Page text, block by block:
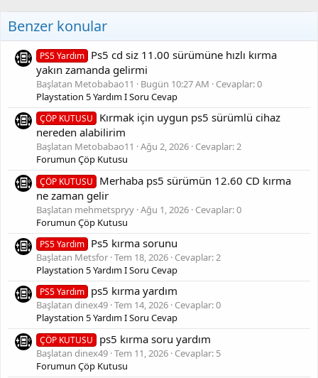
Benzer konular
PS5 Yardım Ps5 cd siz 11.00 sürümüne hızlı kırma
yakın zamanda gelirmi
Başlatan Metobabao11 Bugün 10:27 AM
Cevaplar: 0
Playstation 5 Yardım I Soru Cevap
ÇÖP KUTUSU
Kırmak için uygun ps5 sürümlü cihaz
nereden alabilirim
Başlatan Metobabao11 Ağu 2, 2026 Cevaplar: 2
Forumun Çöp Kutusu
ÇÖP KUTUSU
Merhaba ps5 sürümün 12.60 CD kırma
ne zaman gelir
Başlatan mehmetspryy Ağu 1, 2026 Cevaplar: 0
Forumun Çöp Kutusu
PS5 Yardım Ps5 kırma sorunu
Başlatan Metsfor Tem 18, 2026 Cevaplar: 2
Playstation 5 Yardım I Soru Cevap
PS5 Yardım ps5 kırma yardım
Başlatan dinex49 Tem 14, 2026 Cevaplar: 0
Playstation 5 Yardım I Soru Cevap
ÇÖP KUTUSU ps5 kırma soru yardım
Başlatan dinex49 Tem 11, 2026 Cevaplar: 5
Forumun Çöp Kutusu